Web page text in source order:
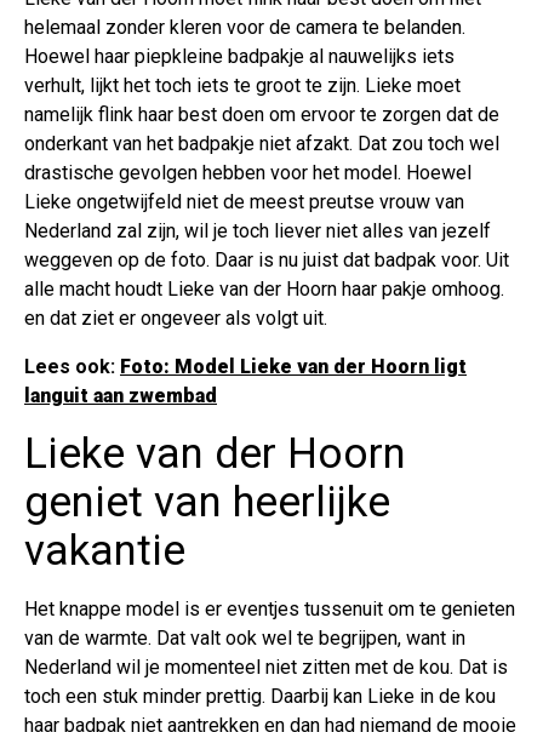
helemaal zonder kleren voor de camera te belanden.
Hoewel haar piepkleine badpakje al nauwelijks iets
verhult, lijkt het toch iets te groot te zijn. Lieke moet
namelijk flink haar best doen om ervoor te zorgen dat de
onderkant van het badpakje niet afzakt. Dat zou toch wel
drastische gevolgen hebben voor het model. Hoewel
Lieke ongetwijfeld niet de meest preutse vrouw van
Nederland zal zijn, wil je toch liever niet alles van jezelf
weggeven op de foto. Daar is nu juist dat badpak voor. Uit
alle macht houdt Lieke van der Hoorn haar pakje omhoog.
en dat ziet er ongeveer als volgt uit.
Lees ook: Foto: Model Lieke van der Hoorn ligt
languit aan zwembad
Lieke van der Hoorn
geniet van heerlijke
vakantie
Het knappe model is er eventjes tussenuit om te genieten
van de warmte. Dat valt ook wel te begrijpen, want in
Nederland wil je momenteel niet zitten met de kou. Dat is
toch een stuk minder prettig. Daarbij kan Lieke in de kou
haar badpak niet aantrekken en dan had niemand de mooie